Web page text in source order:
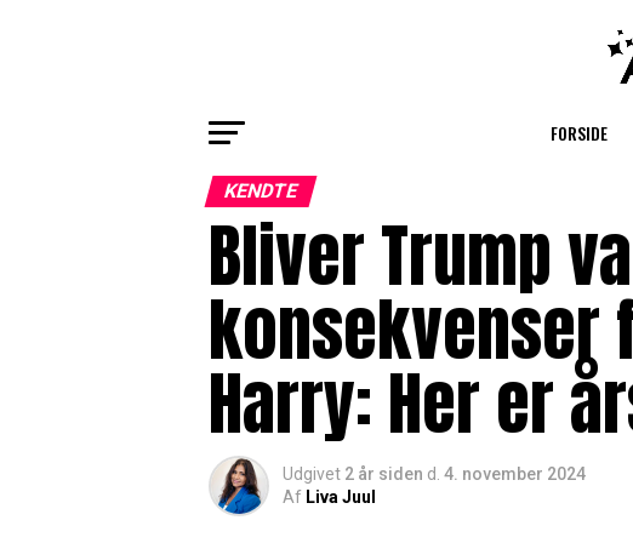
FORSIDE
KENDTE
Bliver Trump
konsekvenser
Harry: Her er
Udgivet 2 år siden d. 4. november 2024
Af Liva Juul